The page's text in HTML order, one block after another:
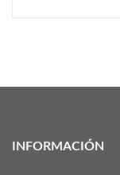
INFORMACIÓN